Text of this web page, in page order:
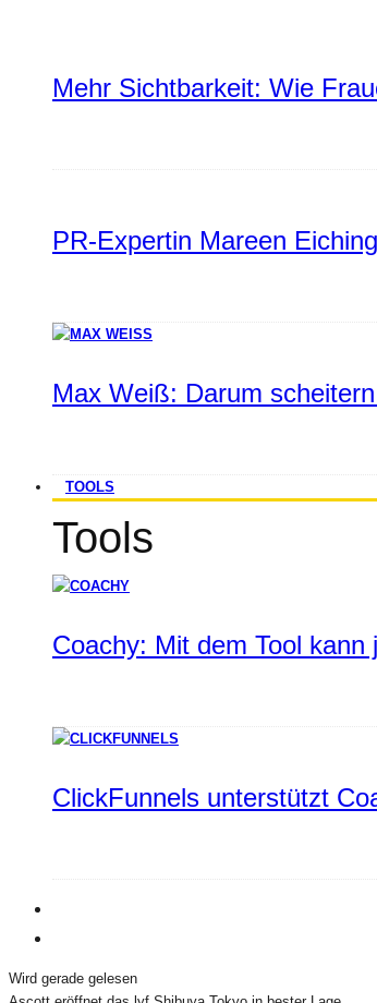
Mehr Sichtbarkeit: Wie
PR-Expertin Mareen
Max Weiß: Darum
TOOLS
Tools
Coachy: Mit dem Tool
ClickFunnels unterstützt
Wird gerade gelesen